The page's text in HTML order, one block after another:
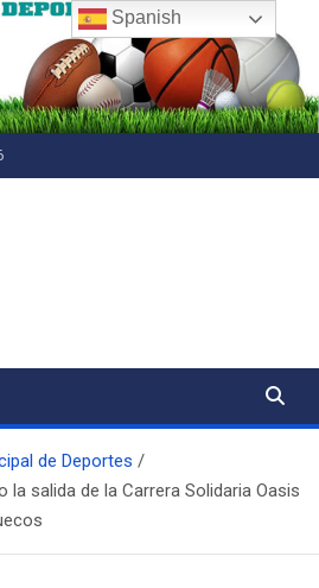
de Deportes
la salida de la Carrera Solidaria Oasis
Spanish